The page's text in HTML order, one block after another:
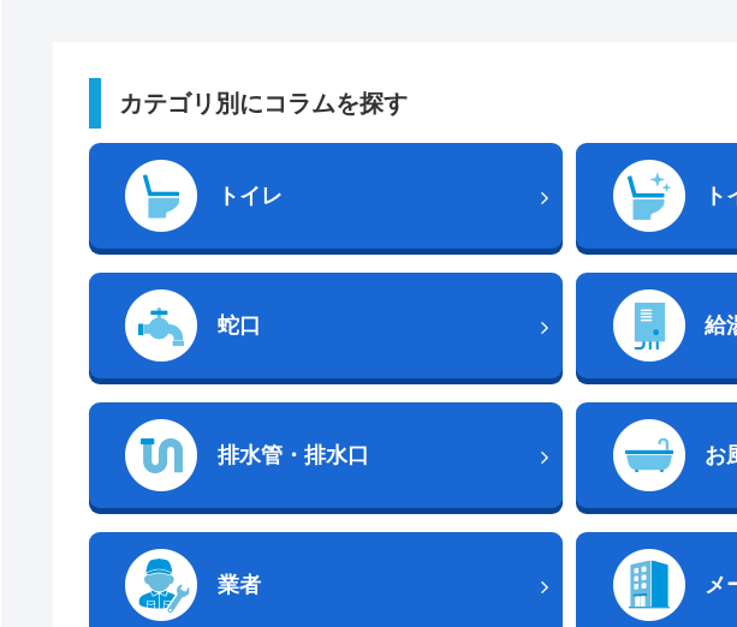
カテゴリ別にコラムを探す
トイレ
蛇口 給
排水管・排水口 お
業者 メ